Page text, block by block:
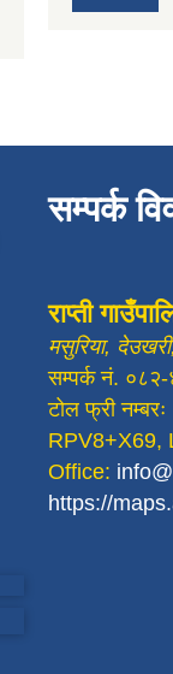
सम्पर्क
राप्ती
मसुरिया,
सम्पर्क नं.
टोल फ्री
RPV8+X69,
Office:
https://